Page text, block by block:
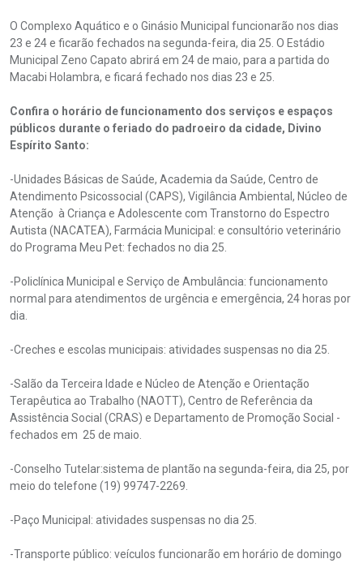
O Complexo Aquático e o Ginásio Municipal funcionarão nos dias
23 e 24 e ficarão fechados na segunda-feira, dia 25. O Estádio
Municipal Zeno Capato abrirá em 24 de maio, para a partida do
Macabi Holambra, e ficará fechado nos dias 23 e 25.
Confira o horário de funcionamento dos serviços e espaços
públicos durante o feriado do padroeiro da cidade, Divino
Espírito Santo:
-Unidades Básicas de Saúde, Academia da Saúde, Centro de
Atendimento Psicossocial (CAPS), Vigilância Ambiental, Núcleo de
Atenção à Criança e Adolescente com Transtorno do Espectro
Autista (NACATEA), Farmácia Municipal: e consultório veterinário
do Programa Meu Pet: fechados no dia 25.
-Policlínica Municipal e Serviço de Ambulância: funcionamento
normal para atendimentos de urgência e emergência, 24 horas por
dia.
-Creches e escolas municipais: atividades suspensas no dia 25.
-Salão da Terceira Idade e Núcleo de Atenção e Orientação
Terapêutica ao Trabalho (NAOTT), Centro de Referência da
Assistência Social (CRAS) e Departamento de Promoção Social -
fechados em 25 de maio.
-Conselho Tutelar:sistema de plantão na segunda-feira, dia 25, por
meio do telefone (19) 99747-2269.
-Paço Municipal: atividades suspensas no dia 25.
-Transporte público: veículos funcionarão em horário de domingo